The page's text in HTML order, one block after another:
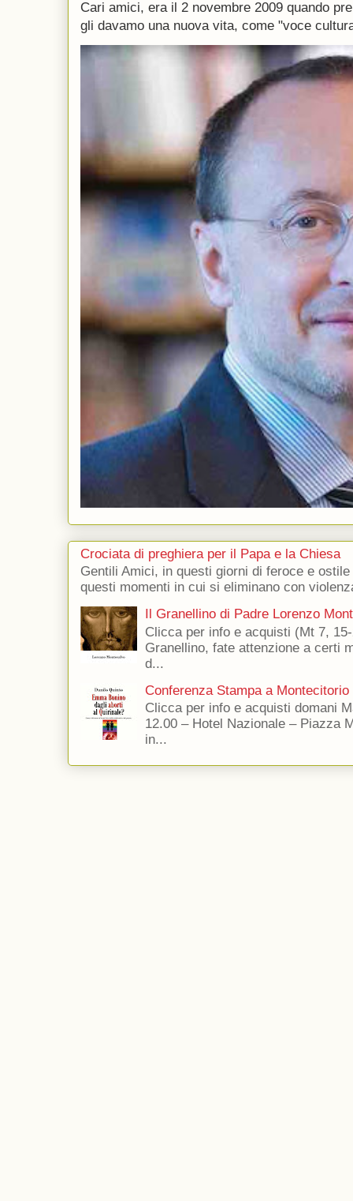
Cari amici, era il 2 novembre 2009 quando
gli davamo una nuova vita, come "voce
Crociata di preghiera per il Papa e la Chiesa
Gentili Amici, in questi giorni di feroce e
questi momenti in cui si eliminano con
Il Granellino di Padre Lorenzo
Clicca per info e acquisti (Mt 7,
Granellino, fate attenzione a certi
d...
Conferenza Stampa a Montecitorio
Clicca per info e acquisti domani
12.00 – Hotel Nazionale – Piazza
in...